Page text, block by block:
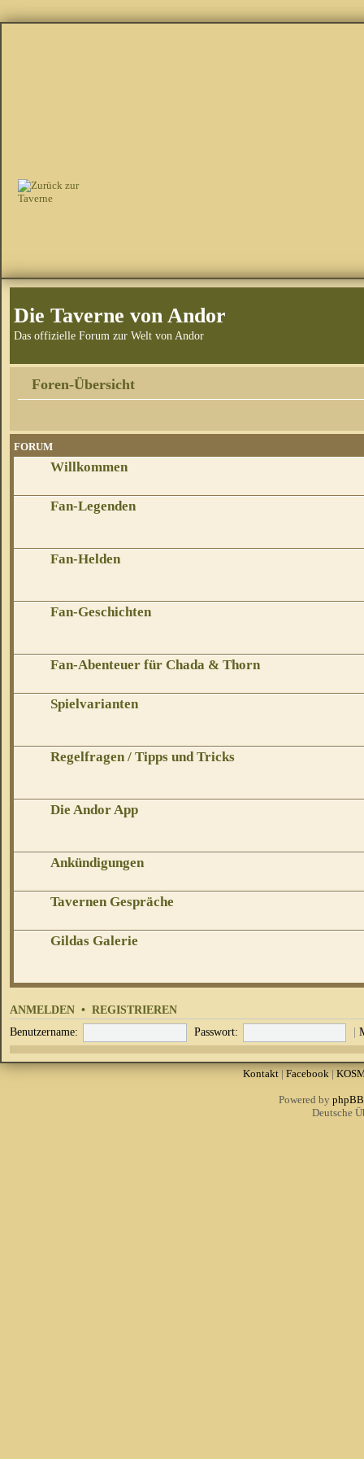
Die Taverne von Andor
Das offizielle Forum zur Welt von Andor
Foren-Übersicht
FORUM
Willkommen
Fan-Legenden
Fan-Helden
Fan-Geschichten
Fan-Abenteuer für Chada & Thorn
Spielvarianten
Regelfragen / Tipps und Tricks
Die Andor App
Ankündigungen
Tavernen Gespräche
Gildas Galerie
ANMELDEN • REGISTRIEREN
Benutzername: Passwort: |
Kontakt| Facebook|
Powered by phpBB
Deutsche